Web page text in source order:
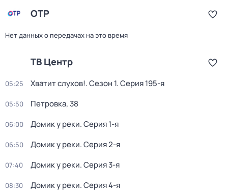
ОТР
Нет данных о передачах на это время
ТВ Центр
05:25 Хватит слухов!. Сезон 1. Серия 195-я
05:50 Петровка, 38
06:00 Домик у реки. Серия 1-я
06:50 Домик у реки. Серия 2-я
07:40 Домик у реки. Серия 3-я
08:30 Домик у реки. Серия 4-я